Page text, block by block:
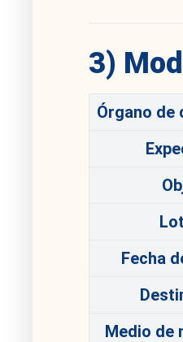
3)
Órgano de
Fecha
Medio de